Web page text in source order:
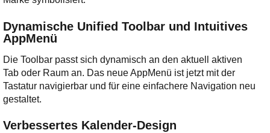
Dynamische Unified Toolbar und Intuitives
AppMenü
Die Toolbar passt sich dynamisch an den aktuell aktiven
Tab oder Raum an. Das neue AppMenü ist jetzt mit der
Tastatur navigierbar und für eine einfachere Navigation neu
gestaltet.
Verbessertes Kalender-Design